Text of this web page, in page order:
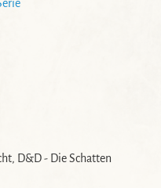
D&D - Die Schatten